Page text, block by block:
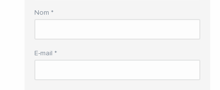
Nom *
E-mail *